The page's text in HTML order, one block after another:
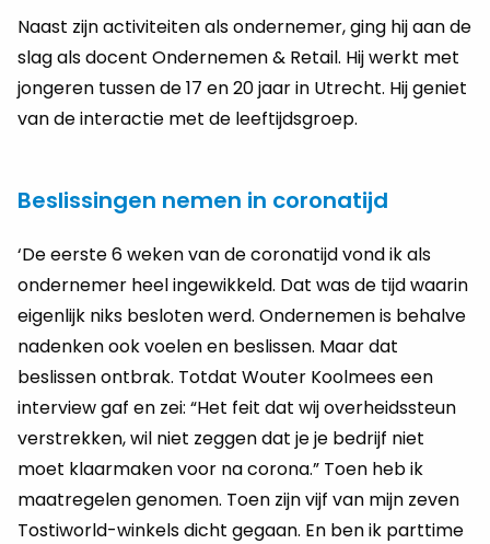
Naast zijn activiteiten als ondernemer, ging hij aan de
slag als docent Ondernemen & Retail. Hij werkt met
jongeren tussen de 17 en 20 jaar in Utrecht. Hij geniet
van de interactie met de leeftijdsgroep.
Beslissingen nemen in coronatijd
‘De eerste 6 weken van de coronatijd vond ik als
ondernemer heel ingewikkeld. Dat was de tijd waarin
eigenlijk niks besloten werd. Ondernemen is behalve
nadenken ook voelen en beslissen. Maar dat
beslissen ontbrak. Totdat Wouter Koolmees een
interview gaf en zei: “Het feit dat wij overheidssteun
verstrekken, wil niet zeggen dat je je bedrijf niet
moet klaarmaken voor na corona.” Toen heb ik
maatregelen genomen. Toen zijn vijf van mijn zeven
Tostiworld-winkels dicht gegaan. En ben ik parttime